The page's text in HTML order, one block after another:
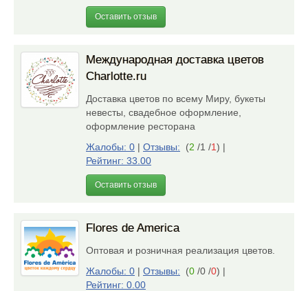
Оставить отзыв
Международная доставка цветов
Charlotte.ru
Доставка цветов по всему Миру, букеты
невесты, свадебное оформление,
оформление ресторана
Жалобы: 0 | Отзывы: (2 /1 /1) |
Рейтинг: 33.00
Оставить отзыв
Flores de America
Оптовая и розничная реализация цветов.
Жалобы: 0 | Отзывы: (0 /0 /0) |
Рейтинг: 0.00